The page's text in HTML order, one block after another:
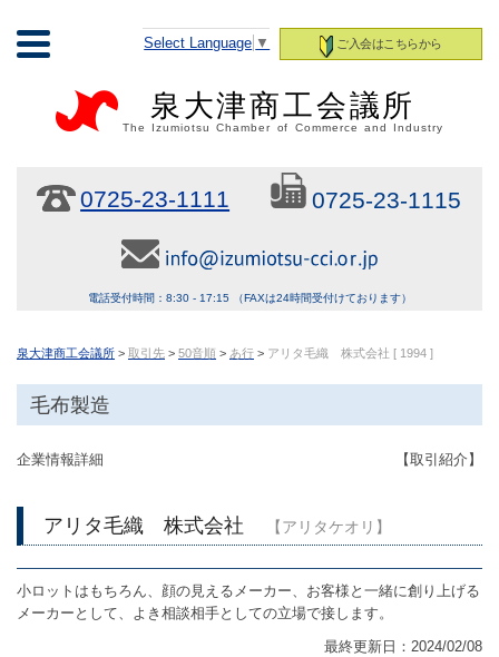
ご入会はこちらから
Select Language ▼
泉大津商工会議所
The Izumiotsu Chamber of Commerce and Industry
0725-23-1111 0725-23-1115
電話受付時間：8:30 - 17:15 （FAXは24時間受付けております）
泉大津商工会議所 > 取引先 > 50音順 > あ行 > アリタ毛織 株式会社 [ 1994 ]
毛布製造
企業情報詳細 【取引紹介】
アリタ毛織 株式会社 【アリタケオリ】
小ロットはもちろん、顔の見えるメーカー、お客様と一緒に創り上げる
メーカーとして、よき相談相手としての立場で接します。
最終更新日：2024/02/08